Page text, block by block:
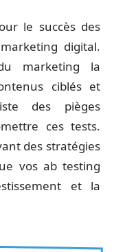
le succès des
digital.
marketing la
ciblés et
des pièges
ces tests.
des stratégies
vos ab testing
et la